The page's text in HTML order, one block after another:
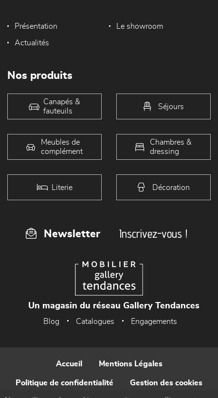
Présentation Le showroom
Actualités
Nos produits
Canapés &
fauteuils
Séjours
Meubles de
complément
Chambres &
dressing
Literie Décoration
Newsletter Inscrivez-vous !
Un magasin du réseau Gallery Tendances
Blog Catalogues Engagements
Accueil Mentions Légales
Politique de confidentialité Gestion des cookies